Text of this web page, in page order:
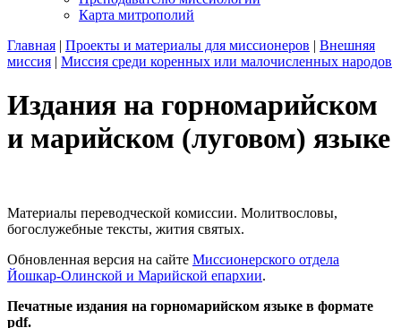
Карта митрополий
Главная | Проекты и материалы для миссионеров | Внешняя
миссия | Миссия среди коренных или малочисленных народов
Издания на горномарийском
и марийском (луговом) языке
Материалы переводческой комиссии. Молитвословы,
богослужебные тексты, жития святых.
Обновленная версия на сайте Миссионерского отдела
Йошкар-Олинской и Марийской епархии.
Печатные издания на горномарийском языке в формате
pdf.